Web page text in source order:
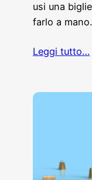
usi una
farlo a mano.
Leggi tutto…